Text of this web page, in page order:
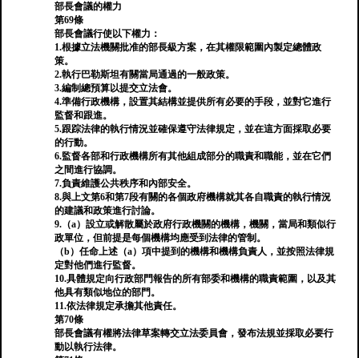
部長會議的權力
第69條
部長會議行使以下權力：
1.根據立法機關批准的部長級方案，在其權限範圍內製定總體政
策。
2.執行巴勒斯坦有關當局通過的一般政策。
3.編制總預算以提交立法會。
4.準備行政機構，設置其結構並提供所有必要的手段，並對它進行
監督和跟進。
5.跟踪法律的執行情況並確保遵守法律規定，並在這方面採取必要
的行動。
6.監督各部和行政機構所有其他組成部分的職責和職能，並在它們
之間進行協調。
7.負責維護公共秩序和內部安全。
8.與上文第6和第7段有關的各個政府機構就其各自職責的執行情況
的建議和政策進行討論。
9.（a）設立或解散屬於政府行政機關的機構，機關，當局和類似行
政單位，但前提是每個機構均應受到法律的管制。
（b）任命上述（a）項中提到的機構和機構負責人，並按照法律規
定對他們進行監督。
10.具體規定向行政部門報告的所有部委和機構的職責範圍，以及其
他具有類似地位的部門。
11.依法律規定承擔其他責任。
第70條
部長會議有權將法律草案轉交立法委員會，發布法規並採取必要行
動以執行法律。